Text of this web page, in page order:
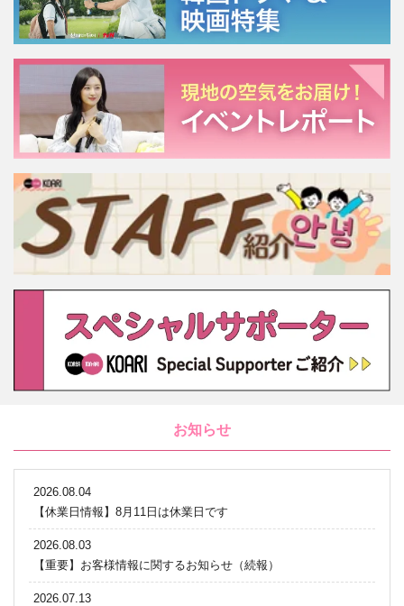
お知らせ
2026.08.04
【休業日情報】8月11日は休業日です
2026.08.03
【重要】お客様情報に関するお知らせ（続報）
2026.07.13